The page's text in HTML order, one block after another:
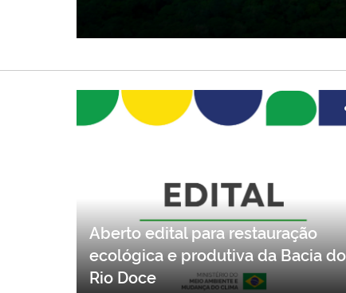
Aberto edital para restauração